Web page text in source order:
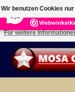
Kies uw taal: NL --
Wir benutzen Cookies
Ist
Für weitere